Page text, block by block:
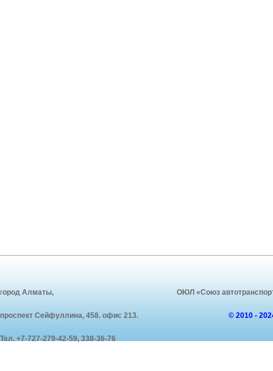
город Алматы,
проспект Сейфуллина, 458. офис 213.
Тел. +7-727-279-42-59, 338-36-76
ОЮЛ «Союз
© 2010 -